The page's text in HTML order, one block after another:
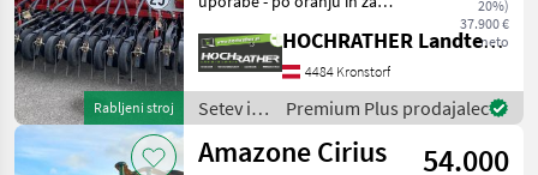
Rabljeni stroj
20%)
37.900 €
neto
enostaven za vlečenje -
zahvaljujoč majhni teži in
energijsko varčnim, a zelo
učinkovitim orodj
HOCHRATHER Landtechnik GmbH
4484 Kronstorf
Setev in
nega /
Horsch
Premium Plus prodajalec
Amazone Cirius
54.000